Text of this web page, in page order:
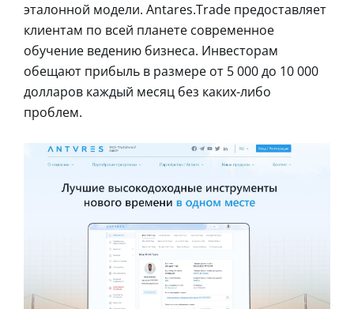
эталонной модели. Antares.Trade предоставляет
клиентам по всей планете современное
обучение ведению бизнеса. Инвесторам
обещают прибыль в размере от 5 000 до 10 000
долларов каждый месяц без каких-либо
проблем.